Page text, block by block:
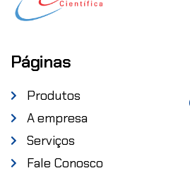
Páginas
Produtos
A empresa
Serviços
Fale Conosco